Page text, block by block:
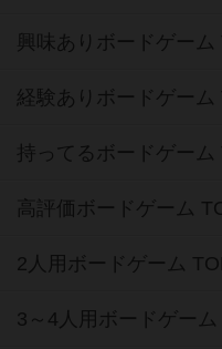
興味ありボードゲー
経験ありボードゲーム
持ってるボードゲーム
高評価ボードゲーム
2人用ボードゲーム
3～4人用ボードゲー